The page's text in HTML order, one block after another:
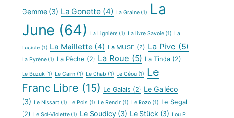
Gemme (3) La Gonette (4) La Graine (1)
La
June (64) La Lignière (1) La livre Savoie (1) La
Luciole (1) La Maillette (4) La MUSE (2) La Pive (5)
La Pyrène (1) La Pêche (2) La Roue (5) La Tinda (2)
Le Buzuk (1) Le Cairn (1) Le Chab (1) Le Céou (1)
Le
Franc Libre (15) Le Galais (2) Le Galléco
(3) Le Nissart (1) Le Pois (1) Le Renoir (1) Le Rozo (1) Le Segal
(2) Le Sol-Violette (1) Le Soudicy (3) Le Stück (3) Lou P